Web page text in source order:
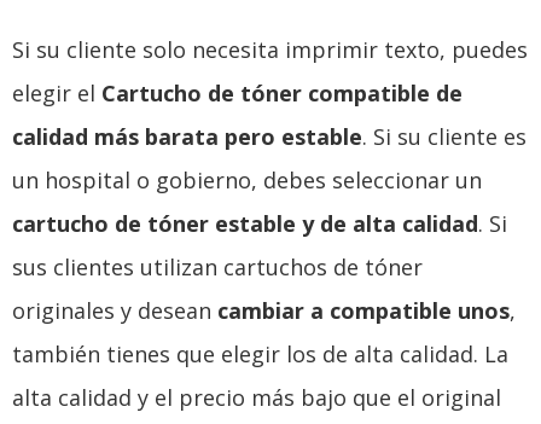
Si su cliente solo necesita imprimir texto, puedes
elegir el Cartucho de tóner compatible de
calidad más barata pero estable. Si su cliente es
un hospital o gobierno, debes seleccionar un
cartucho de tóner estable y de alta calidad. Si
sus clientes utilizan cartuchos de tóner
originales y desean cambiar a compatible unos,
también tienes que elegir los de alta calidad. La
alta calidad y el precio más bajo que el original